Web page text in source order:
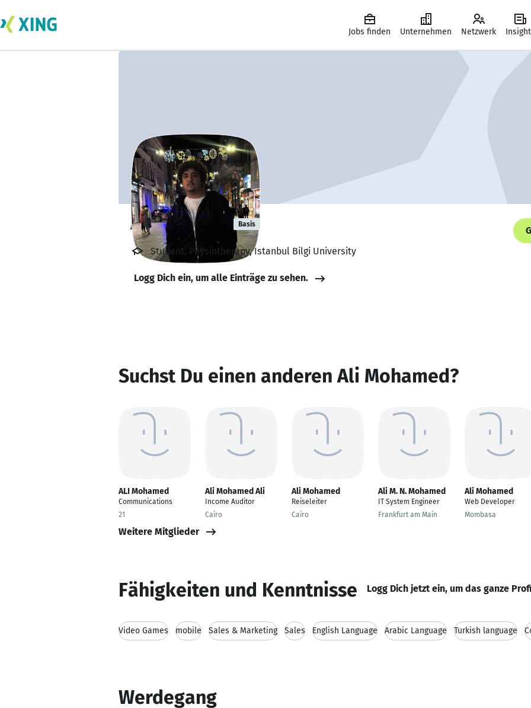
Jobs finden Unternehmen Netzwerk
Ali Mohamed Basis
Student, Physiotherapy, Istanbul Bilgi University
Logg Dich ein, um alle Einträge zu sehen.
Suchst Du einen anderen Ali Mohamed?
ALI Mohamed
Communications
21
Ali Mohamed Ali
Income Auditor
Cairo
Ali Mohamed
Reiseleiter
Cairo
Ali M. N. Mohamed
IT System Engineer
Frankfurt am Main
Ali Mohamed
Web Developer
Mombasa
Weitere Mitglieder
Fähigkeiten und Kenntnisse Logg Dich jetzt ein, um das ganze
Video Games mobile Sales & Marketing Sales English Language Arabic Language Turkish language
Werdegang